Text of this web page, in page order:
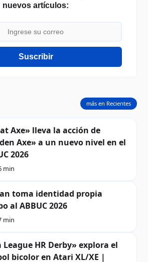
nuevos artículos:
Suscribir
Axe» lleva la acción de
Axe» a un nuevo nivel en el
2026
min
toma identidad propia
al ABBUC 2026
min
League HR Derby» explora el
bicolor en Atari XL/XE |
más en Recientes